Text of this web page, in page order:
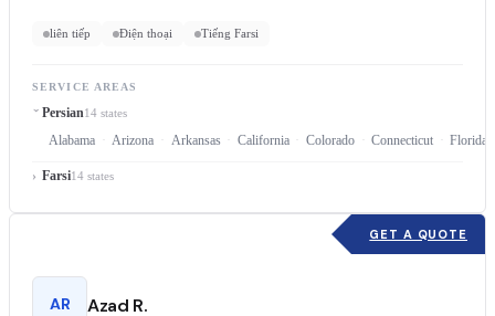
liên tiếp Điện thoại Tiếng Farsi
SERVICE AREAS
Persian14 states
Alabama Arizona Arkansas California Colorado Connecticut Florida
Farsi14 states
GET A QUOTE
AR Azad R.